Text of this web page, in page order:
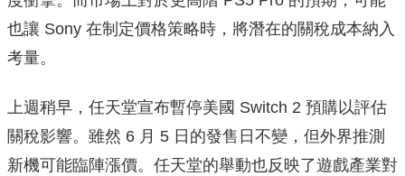
也讓 Sony 在制定價格策略時，將潛在的關稅成本納入
考量。
上週稍早，任天堂宣布暫停美國 Switch 2 預購以評估
關稅影響。雖然 6 月 5 日的發售日不變，但外界推測
新機可能臨陣漲價。任天堂的舉動也反映了遊戲產業對